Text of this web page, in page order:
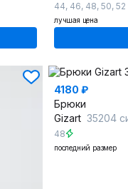
44, 46, 48, 50, 52
лучшая цена
4180 ₽
Брюки
Gizart 35204
48
последний размер